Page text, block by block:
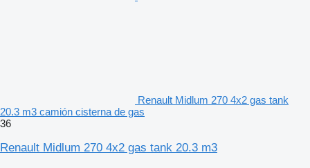
Renault Midlum 270 4x2 gas tank
20.3 m3 camión cisterna de gas
36
Renault Midlum 270 4x2 gas tank 20.3 m3